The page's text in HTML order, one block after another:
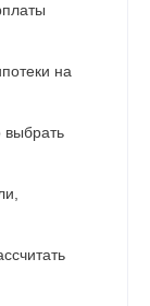
на
выбрать